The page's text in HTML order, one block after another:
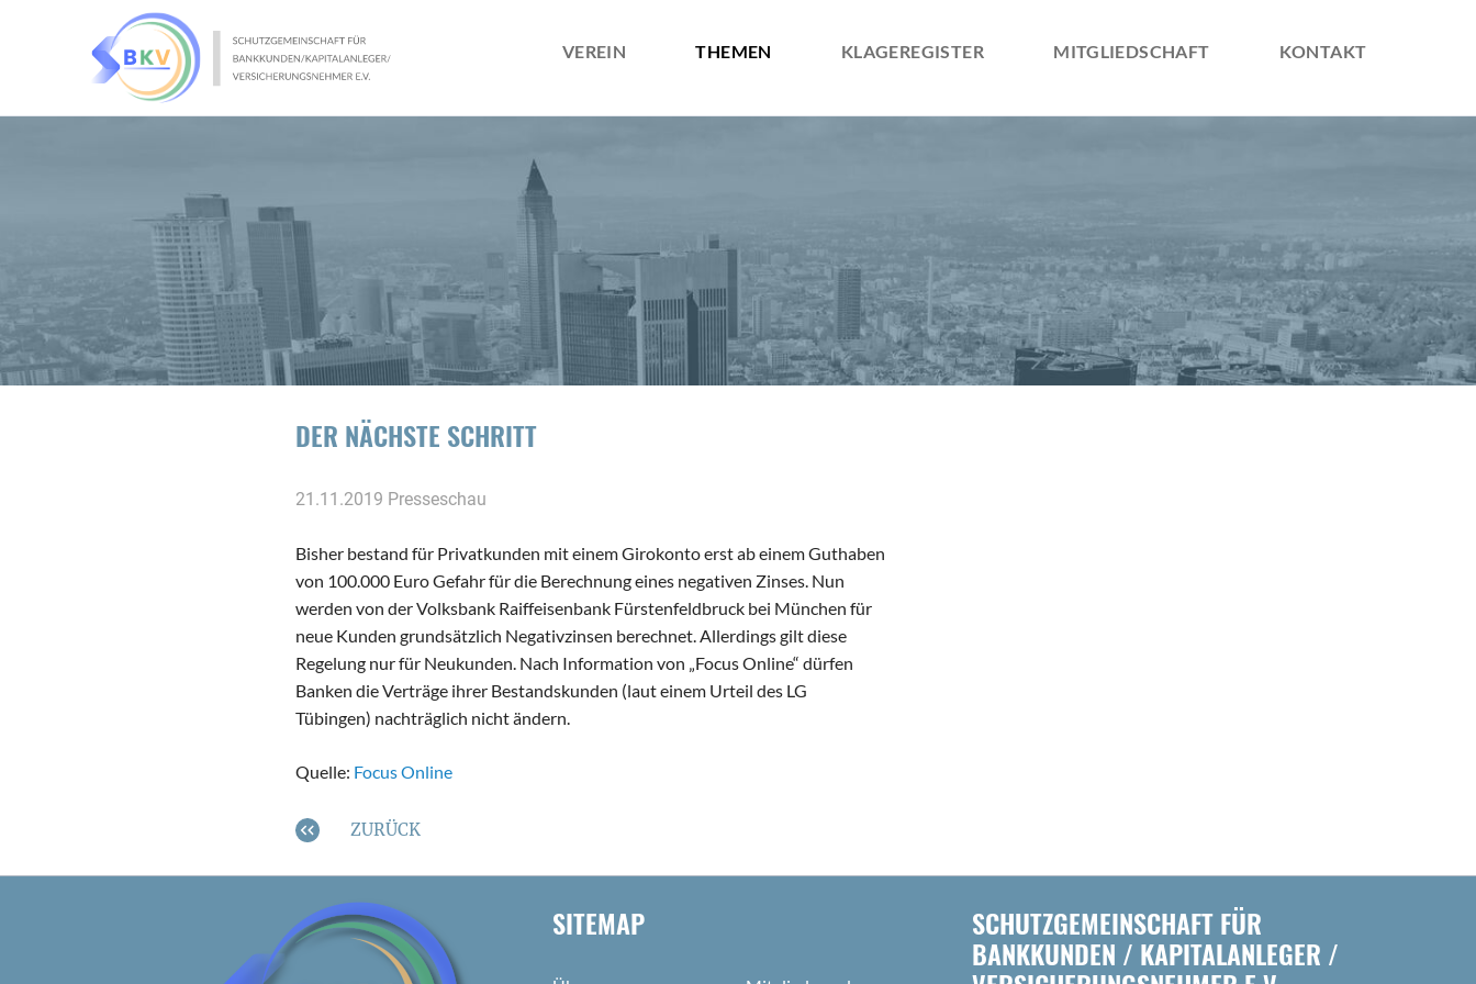
VEREIN
ZIELE
SATZUNG
THEMEN KLAGEREGISTER MITGLIEDSCHAFT KONTAKT
DER NÄCHSTE SCHRITT
21.11.2019 Presseschau
Bisher bestand für Privatkunden mit einem Girokonto erst ab einem Guthaben
von 100.000 Euro Gefahr für die Berechnung eines negativen Zinses. Nun
werden von der Volksbank Raiffeisenbank Fürstenfeldbruck bei München für
neue Kunden grundsätzlich Negativzinsen berechnet. Allerdings gilt diese
Regelung nur für Neukunden. Nach Information von „Focus Online“ dürfen
Banken die Verträge ihrer Bestandskunden (laut einem Urteil des LG
Tübingen) nachträglich nicht ändern.
Quelle: Focus Online
ZURÜCK
SITEMAP SCHUTZGEMEINSCHAFT FÜR
BANKKUNDEN / KAPITALANLEGER /